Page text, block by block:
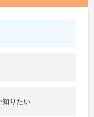
知りたい